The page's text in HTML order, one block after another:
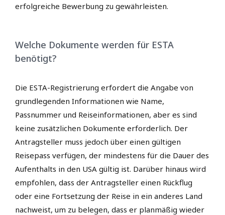
erfolgreiche Bewerbung zu gewährleisten.
Welche Dokumente werden für ESTA
benötigt?
Die ESTA-Registrierung erfordert die Angabe von
grundlegenden Informationen wie Name,
Passnummer und Reiseinformationen, aber es sind
keine zusätzlichen Dokumente erforderlich. Der
Antragsteller muss jedoch über einen gültigen
Reisepass verfügen, der mindestens für die Dauer des
Aufenthalts in den USA gültig ist. Darüber hinaus wird
empfohlen, dass der Antragsteller einen Rückflug
oder eine Fortsetzung der Reise in ein anderes Land
nachweist, um zu belegen, dass er planmäßig wieder